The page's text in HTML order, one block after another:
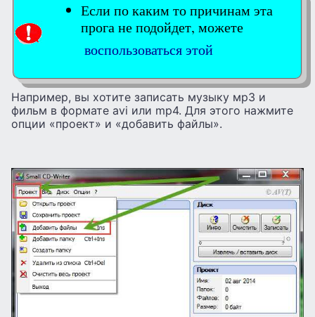
Если по каким то причинам эта
прога не подойдет, можете
воспользоваться этой
Например, вы хотите записать музыку мр3 и
фильм в формате avi или mp4. Для этого нажмите
опции «проект» и «добавить файлы».